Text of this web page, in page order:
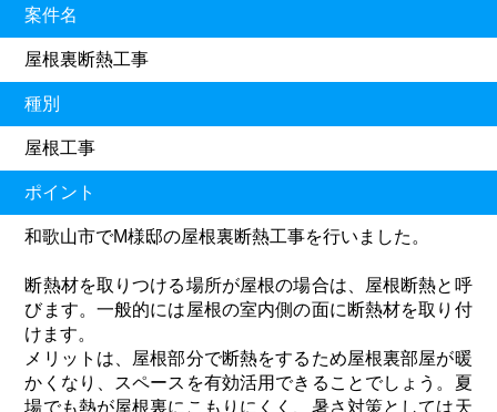
案件名
屋根裏断熱工事
種別
屋根工事
ポイント
和歌山市でM様邸の屋根裏断熱工事を行いました。
断熱材を取りつける場所が屋根の場合は、屋根断熱と呼
びます。一般的には屋根の室内側の面に断熱材を取り付
けます。
メリットは、屋根部分で断熱をするため屋根裏部屋が暖
かくなり、スペースを有効活用できることでしょう。夏
場でも熱が屋根裏にこもりにくく、暑さ対策としては天